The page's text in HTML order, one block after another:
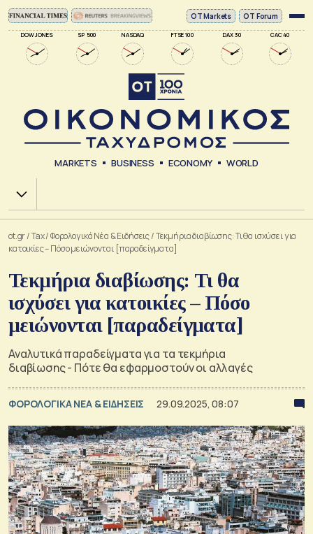
DOW JONES SP 500 NASDAQ FTSE 100 DAX 30 CAC 40
ΟΤ Markets OT Forum
MARKETS BUSINESS ECONOMY WORLD
Χ.Α.
ot.gr/Tax/Φορολογικά Νέα & Eιδήσεις/Τεκμήρια διαβίωσης: Τι θα ισχύσει για
κατοικίες – Πόσο μειώνονται [παραδείγματα]
Τεκμήρια διαβίωσης: Τι θα
ισχύσει για κατοικίες – Πόσο
μειώνονται [παραδείγματα]
Αναλυτικά παραδείγματα για τα τεκμήρια
διαβίωσης - Πότε θα εφαρμοστούν οι αλλαγές
ΦΟΡΟΛΟΓΙΚΑ ΝΕΑ & EΙΔΗΣΕΙΣ 29.09.2025, 08:07